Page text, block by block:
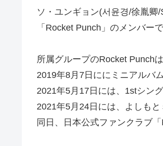
ソ・ユンギョン(서윤경/徐胤
「Rocket Punch」のメンバーで
所属グループのRocket Punchは
2019年8月7日ににミニアルバ
2021年5月17日には、1stシン
2021年5月24日には、よしも
同日、日本公式ファンクラブ